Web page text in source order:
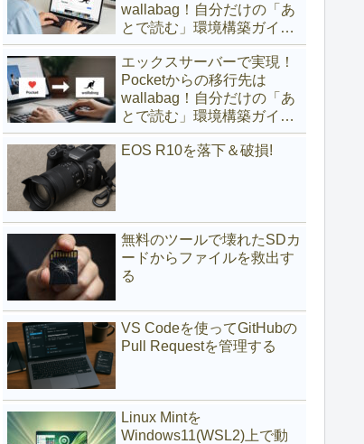
wallabag！自分だけの「あ
とで読む」環境構築ガイド
(サブディレクトリ編)
エックスサーバーで実現！
Pocketからの移行先は
wallabag！自分だけの「あ
とで読む」環境構築ガイド
(サブドメイン編)
EOS R10を落下＆破損!
無料のツールで壊れたSDカ
ードからファイルを救出す
る
VS Codeを使ってGitHubの
Pull Requestを管理する
Linux Mintを
Windows11(WSL2)上で動